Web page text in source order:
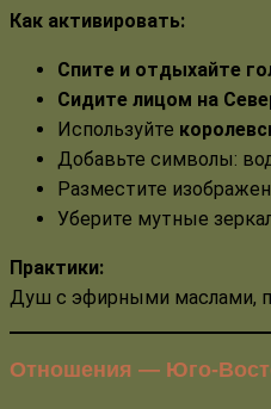
Как активировать:
Спите и отдыхайте
Сидите лицом на
Используйте
Добавьте символы:
Разместите
Уберите мутные
Практики:
Душ с эфирными маслами,
Отношения — Юго-